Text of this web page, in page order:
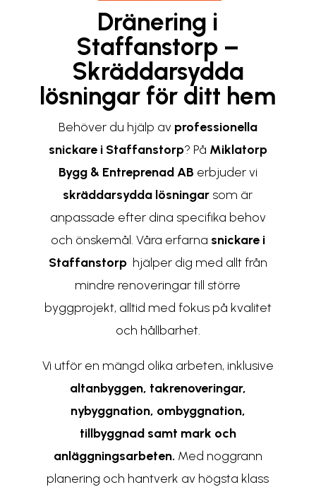
Dränering i
Staffanstorp –
Skräddarsydda
lösningar för ditt hem
Behöver du hjälp av professionella
snickare i Staffanstorp? På Miklatorp
Bygg & Entreprenad AB erbjuder vi
skräddarsydda lösningar som är
anpassade efter dina specifika behov
och önskemål. Våra erfarna snickare i
Staffanstorp hjälper dig med allt från
mindre renoveringar till större
byggprojekt, alltid med fokus på kvalitet
och hållbarhet.
Vi utför en mängd olika arbeten, inklusive
altanbyggen, takrenoveringar,
nybyggnation, ombyggnation,
tillbyggnad samt mark och
anläggningsarbeten. Med noggrann
planering och hantverk av högsta klass